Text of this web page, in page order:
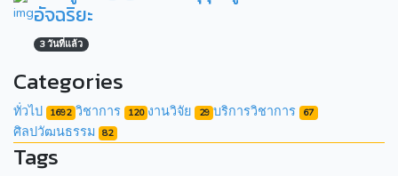
อัจฉริยะ
3 วันที่แล้ว
Categories
ทั่วไป 1692 วิชาการ 120 งานวิจัย 29 บริการวิชาการ 67
ศิลปวัฒนธรรม 82
Tags